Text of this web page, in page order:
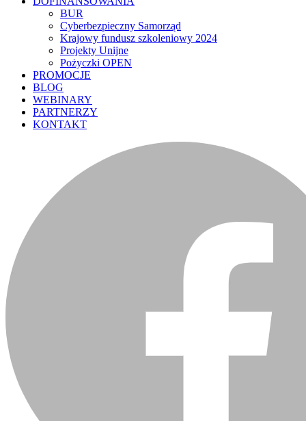
BUR
Cyberbezpieczny Samorząd
Krajowy fundusz szkoleniowy 2024
Projekty Unijne
Pożyczki OPEN
PROMOCJE
BLOG
WEBINARY
PARTNERZY
KONTAKT